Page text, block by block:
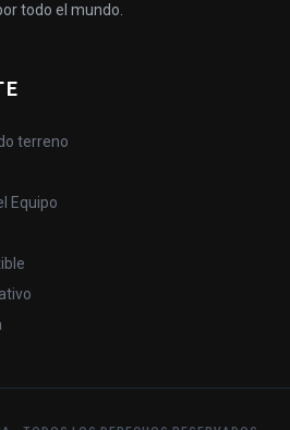
todo el mundo.
terreno
Equipo